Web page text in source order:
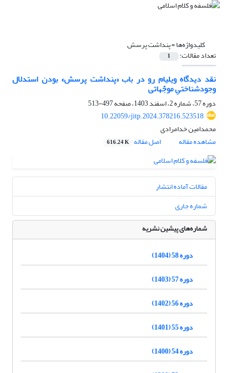
کلیدواژه‌ها =پنداشت پرسش
تعداد مقالات: 1
نقد دیدگاه ویلیام رو در باب «پنداشت پرسش» بودن استدلال
وجودشناختیِ موجّهاتی‏
دوره 57، شماره 2، اسفند 1403، صفحه
497-513
10.22059/jitp.2024.378216.523518
محمدامین خدامرادی
مشاهده مقاله
اصل مقاله 616.24 K
مقالات آماده انتشار
شماره جاری
شماره‌های پیشین نشریه
دوره 58 (1404)
دوره 57 (1403)
دوره 56 (1402)
دوره 55 (1401)
دوره 54 (1400)